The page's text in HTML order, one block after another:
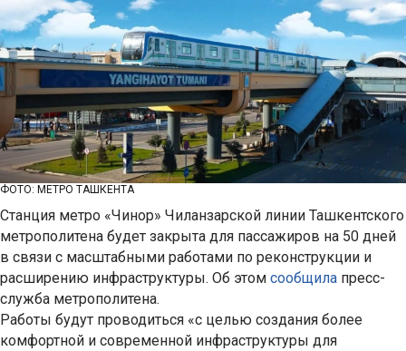
ФОТО: МЕТРО ТАШКЕНТА
Станция метро «Чинор» Чиланзарской линии Ташкентского
метрополитена будет закрыта для пассажиров на 50 дней
в связи с масштабными работами по реконструкции и
расширению инфраструктуры. Об этом сообщила пресс-
служба метрополитена.
Работы будут проводиться «с целью создания более
комфортной и современной инфраструктуры для